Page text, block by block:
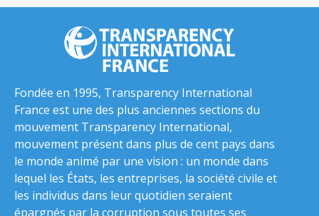
Fondée en 1995, Transparency International
France est une des plus anciennes sections du
mouvement Transparency International,
mouvement présent dans plus de cent pays dans
le monde animé par une vision : un monde dans
lequel les États, les entreprises, la société civile et
les individus dans leur quotidien seraient
épargnés par la corruption sous toutes ses